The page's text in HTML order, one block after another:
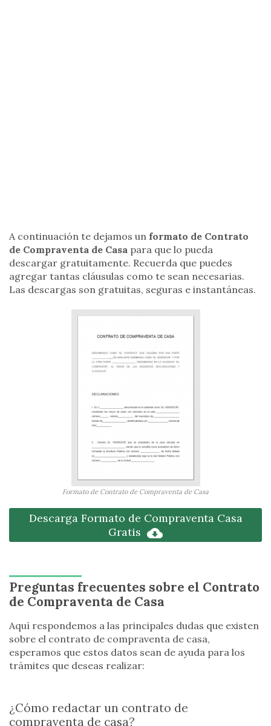
A continuación te dejamos un formato de Contrato
de Compraventa de Casa para que lo pueda
descargar gratuitamente. Recuerda que puedes
agregar tantas cláusulas como te sean necesarias.
Las descargas son gratuitas, seguras e instantáneas.
Formato de Contrato de Compraventa de Casa
Descarga Formato de Compraventa Casa
Gratis
Preguntas frecuentes sobre el Contrato
de Compraventa de Casa
Aquí respondemos a las principales dudas que existen
sobre el contrato de compraventa de casa,
esperamos que estos datos sean de ayuda para los
trámites que deseas realizar:
¿Cómo redactar un contrato de
compraventa de casa?